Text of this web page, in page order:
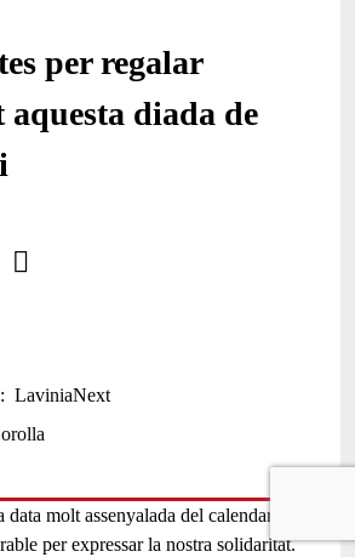
per regalar
diada de
LaviniaNext